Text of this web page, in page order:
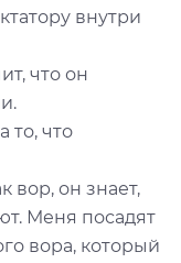
внутри
что он
то, что
вор, он знает,
Меня посадят
вора, который